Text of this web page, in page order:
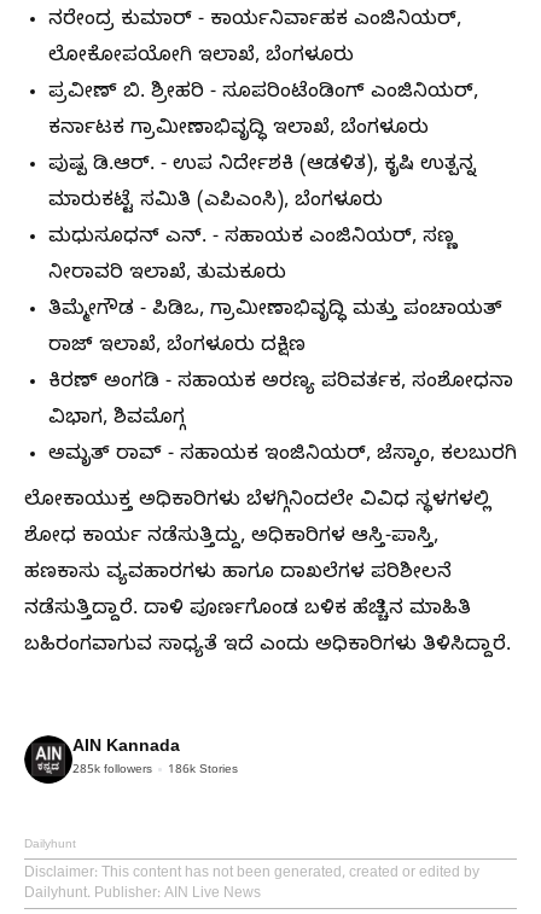
ನರೇಂದ್ರ ಕುಮಾರ್ - ಕಾರ್ಯನಿರ್ವಾಹಕ ಎಂಜಿನಿಯರ್,
ಲೋಕೋಪಯೋಗಿ ಇಲಾಖೆ, ಬೆಂಗಳೂರು
ಪ್ರವೀಣ್ ಬಿ. ಶ್ರೀಹರಿ - ಸೂಪರಿಂಟೆಂಡಿಂಗ್ ಎಂಜಿನಿಯರ್,
ಕರ್ನಾಟಕ ಗ್ರಾಮೀಣಾಭಿವೃದ್ಧಿ ಇಲಾಖೆ, ಬೆಂಗಳೂರು
ಪುಷ್ಪ ಡಿ.ಆರ್. - ಉಪ ನಿರ್ದೇಶಕಿ (ಆಡಳಿತ), ಕೃಷಿ ಉತ್ಪನ್ನ
ಮಾರುಕಟ್ಟೆ ಸಮಿತಿ (ಎಪಿಎಂಸಿ), ಬೆಂಗಳೂರು
ಮಧುಸೂಧನ್ ಎನ್. - ಸಹಾಯಕ ಎಂಜಿನಿಯರ್, ಸಣ್ಣ
ನೀರಾವರಿ ಇಲಾಖೆ, ತುಮಕೂರು
ತಿಮ್ಮೇಗೌಡ - ಪಿಡಿಒ, ಗ್ರಾಮೀಣಾಭಿವೃದ್ಧಿ ಮತ್ತು ಪಂಚಾಯತ್
ರಾಜ್ ಇಲಾಖೆ, ಬೆಂಗಳೂರು ದಕ್ಷಿಣ
ಕಿರಣ್ ಅಂಗಡಿ - ಸಹಾಯಕ ಅರಣ್ಯ ಪರಿವರ್ತಕ, ಸಂಶೋಧನಾ
ವಿಭಾಗ, ಶಿವಮೊಗ್ಗ
ಅಮೃತ್ ರಾವ್ - ಸಹಾಯಕ ಇಂಜಿನಿಯರ್, ಜೆಸ್ಕಾಂ, ಕಲಬುರಗಿ
ಲೋಕಾಯುಕ್ತ ಅಧಿಕಾರಿಗಳು ಬೆಳಗ್ಗಿನಿಂದಲೇ ವಿವಿಧ ಸ್ಥಳಗಳಲ್ಲಿ
ಶೋಧ ಕಾರ್ಯ ನಡೆಸುತ್ತಿದ್ದು, ಅಧಿಕಾರಿಗಳ ಆಸ್ತಿ-ಪಾಸ್ತಿ,
ಹಣಕಾಸು ವ್ಯವಹಾರಗಳು ಹಾಗೂ ದಾಖಲೆಗಳ ಪರಿಶೀಲನೆ
ನಡೆಸುತ್ತಿದ್ದಾರೆ. ದಾಳಿ ಪೂರ್ಣಗೊಂಡ ಬಳಿಕ ಹೆಚ್ಚಿನ ಮಾಹಿತಿ
ಬಹಿರಂಗವಾಗುವ ಸಾಧ್ಯತೆ ಇದೆ ಎಂದು ಅಧಿಕಾರಿಗಳು ತಿಳಿಸಿದ್ದಾರೆ.
AIN Kannada
285k followers 186k Stories
Dailyhunt
Disclaimer: This content has not been generated, created or edited by
Dailyhunt. Publisher: AIN Live News